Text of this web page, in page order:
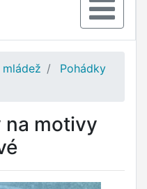
Pohádky
na motivy